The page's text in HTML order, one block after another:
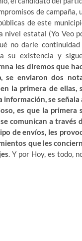
de campaña,
de este
nivel estatal (Yo Veo
no darle continuidad
su existencia y
les diremos que
se enviaron dos
la primera de ellas,
información, se señala
es que la primera
comunican a través
de envíos, les
que les
. Y por Hoy, es todo,